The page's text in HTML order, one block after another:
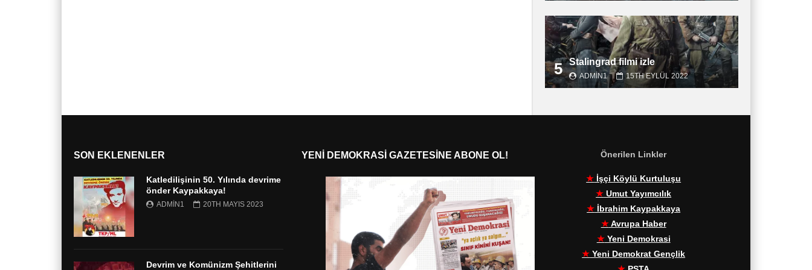
5 Stalingrad filmi izle
ADMIN1 15TH EYLÜL 2022
SON EKLENENLER
Katledilişinin 50. Yılında devrime
önder Kaypakkaya!
ADMIN1 20TH MAYIS 2023
Devrim ve Komünizm Şehitlerini
YENI DEMOKRASI GAZETESINE ABONE OL! Önerilen Linkler
★ İşçi Köylü Kurtuluşu
★ Umut Yayımcılık
★ İbrahim Kaypakkaya
★Avrupa Haber
★Yeni Demokrasi
★ Yeni Demokrat Gençlik